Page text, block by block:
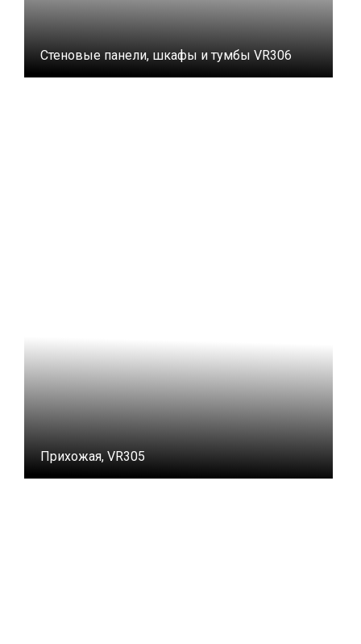
Стеновые панели, шкафы и тумбы VR306
Прихожая, VR305